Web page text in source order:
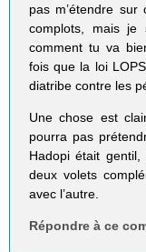
pas m’étendre
complots, mais
comment tu va
fois que la loi
diatribe contre les
Une chose est
pourra pas
Hadopi était gentil,
deux volets
avec l’autre.
Répondre à ce